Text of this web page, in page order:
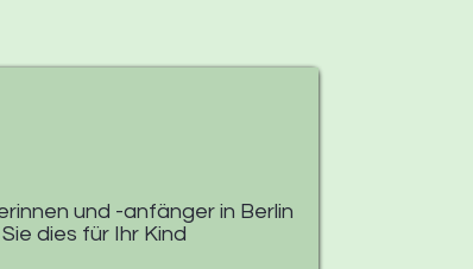
und -anfänger in Berlin
dies für Ihr Kind